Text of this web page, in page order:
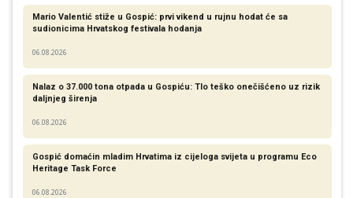
Mario Valentić stiže u Gospić: prvi vikend u rujnu hodat će sa
sudionicima Hrvatskog festivala hodanja
06.08.2026
Nalaz o 37.000 tona otpada u Gospiću: Tlo teško onečišćeno uz rizik
daljnjeg širenja
06.08.2026
Gospić domaćin mladim Hrvatima iz cijeloga svijeta u programu Eco
Heritage Task Force
06.08.2026